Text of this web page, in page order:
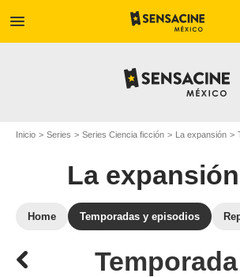
menu
Inicio Series Series Ciencia ficción La expansión
La expansión
Home Temporadas y episodios